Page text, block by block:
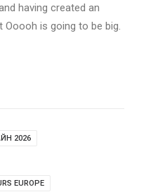
having created an
Ooooh is going to be big.
2026
EUROPE